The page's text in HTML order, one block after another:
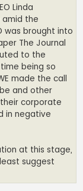
Linda
amid the
was brought into
The Journal
to the
being so
made the call
and other
corporate
in negative
at this stage,
suggest